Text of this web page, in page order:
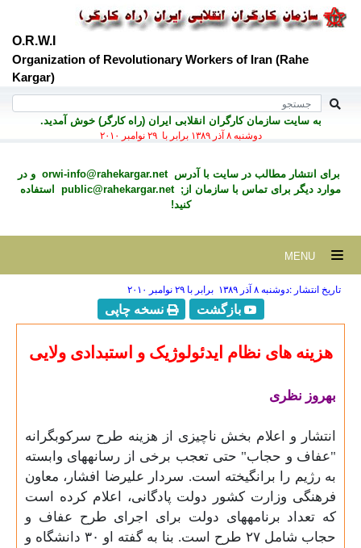
O.R.W.I
Organization of Revolutionary Workers of Iran (Rahe
Kargar)
به سايت سازمان کارگران انقلابی ايران (راه کارگر) خوش آمديد.
دوشنبه ۸ آذر ۱۳۸۹ برابر با ۲۹ نوامبر ۲۰۱۰
برای انتشار مطالب در سايت با آدرسorwi-info@rahekargar.net و در
موارد ديگر برای تماس با سازمان از;public@rahekargar.net
استفاده
کنید!
تاریخ انتشار :دوشنبه ۸ آذر ۱۳۸۹ برابر با ۲۹ نوامبر ۲۰۱۰
بازگشت نسخه چاپی
هزینه های نظام ایدئولوژیک و استبدادی ولایی
بهروز نظری
انتشار و اعلام بخش ناچیزی از هزینه طرح سرکوبگرانه
"عفاف و حجاب" حتی تعجب برخی از رسانههای وابسته
به رژیم را برانگیخته است. سردار علیرضا افشار، معاون
فرهنگی وزارت کشور دولت پادگانی، اعلام کرده است
که تعداد برنامههای دولت برای اجرای طرح عفاف و
حجاب شامل ۲۷ طرح است. بنا به گفته او ۳۰ دانشگاه و